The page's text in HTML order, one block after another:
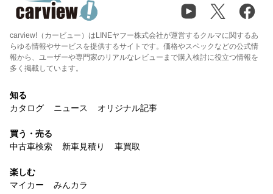
carview!（カービュー）はLINEヤフー株式会社が運営するクルマに関するあ
らゆる情報やサービスを提供するサイトです。価格やスペックなどの公式情
報から、ユーザーや専門家のリアルなレビューまで購入検討に役立つ情報を
多く掲載しています。
知る
カタログ
ニュース オリジナル記事
買う・売る
中古車検索
新車見積り 車買取
楽しむ
マイカー
みんカラ